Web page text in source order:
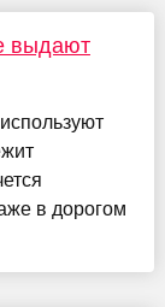
выдают
в дорогом